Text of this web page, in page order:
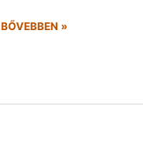
BŐVEBBEN »